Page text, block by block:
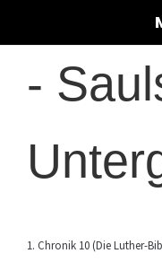
-
1. Chronik 10 (Die Luther-